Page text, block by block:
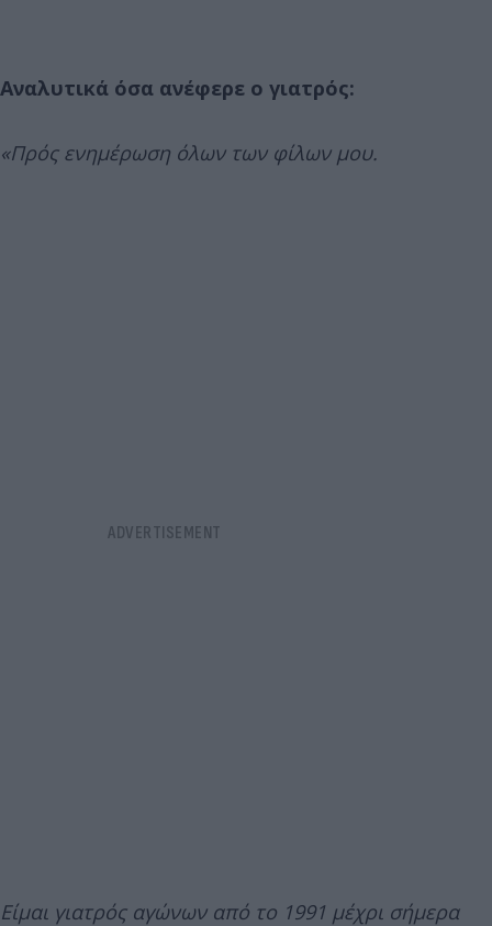
Αναλυτικά όσα ανέφερε ο γιατρός:
«Πρός ενημέρωση όλων των φίλων μου.
Είμαι γιατρός αγώνων από το 1991 μέχρι σήμερα